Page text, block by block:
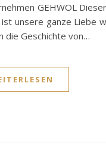
GEHWOL
unsere ganze Liebe
die Geschichte von…